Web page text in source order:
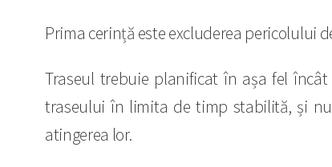
Prima cerință este excluderea pericolului
Traseul trebuie planificat în așa fel
traseului în limita de timp stabilită, și
atingerea lor.